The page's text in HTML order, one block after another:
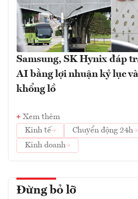
Samsung, SK Hynix đáp
AI bằng lợi nhuận kỷ lục
khổng lồ
Xem thêm
Kinh tế
Chuyển động 24h
Kinh doanh
Đừng bỏ lỡ